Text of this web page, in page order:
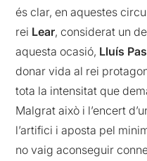
és clar, en aquestes
rei Lear, considerat un
aquesta ocasió, Lluís
donar vida al rei
tota la intensitat que
Malgrat això i l’encert
l’artifici i aposta pel
no vaig aconseguir